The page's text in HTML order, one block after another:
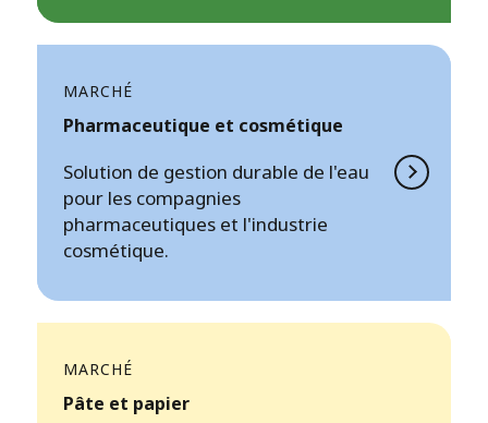
MARCHÉ
Pharmaceutique et cosmétique
Solution de gestion durable de l'eau
pour les compagnies
pharmaceutiques et l'industrie
cosmétique.
MARCHÉ
Pâte et papier